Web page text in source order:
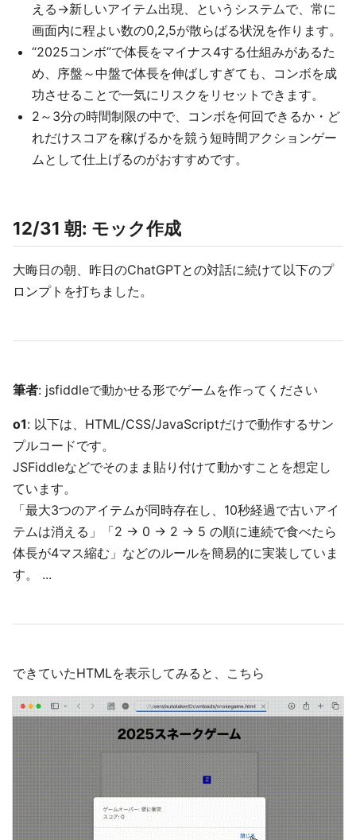
える→新しいアイテム出現、というシステムで、常に
画面内に程よい数の0,2,5が散らばる状況を作ります。
“2025コンボ”で体長をマイナス4する仕組みがあるた
め、序盤～中盤で体長を伸ばしすぎても、コンボを成
功させることで一気にリスクをリセットできます。
2～3分の時間制限の中で、コンボを何回できるか・ど
れだけスコアを稼げるかを競う短時間アクションゲー
ムとして仕上げるのがおすすめです。
12/31 朝: モック作成
大晦日の朝、昨日のChatGPTとの対話に続けて以下のプ
ロンプトを打ちました。
筆者: jsfiddleで動かせる形でゲームを作ってください
o1: 以下は、HTML/CSS/JavaScriptだけで動作するサン
プルコードです。
JSFiddleなどでそのまま貼り付けて動かすことを想定し
ています。
「最大3つのアイテムが同時存在し、10秒経過で古いアイ
テムは消える」「2 → 0 → 2 → 5 の順に連続で食べたら
体長が4マス縮む」などのルールを簡易的に実装していま
す。 ...
できていたHTMLを表示してみると、こちら